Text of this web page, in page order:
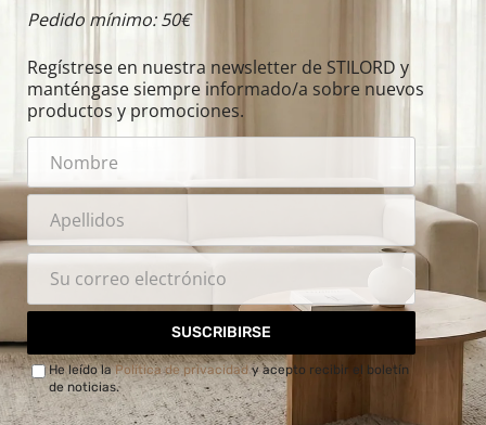
Pedido mínimo: 50€
Regístrese en nuestra newsletter de STILORD y
manténgase siempre informado/a sobre nuevos
productos y promociones.
SUSCRIBIRSE
He leído laPolítica de privacidady acepto recibir el boletín
de noticias.